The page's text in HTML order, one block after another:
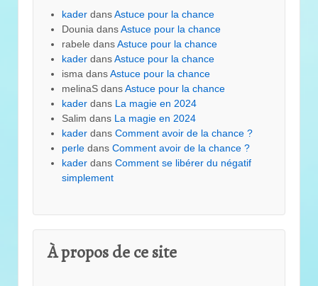
kader dansAstuce pour la chance
Dounia dansAstuce pour la chance
rabele dansAstuce pour la chance
kader dansAstuce pour la chance
isma dansAstuce pour la chance
melinaS dansAstuce pour la chance
kader dans La magie en 2024
Salim dans La magie en 2024
kader dans Comment avoir de la chance ?
perle dans Comment avoir de la chance ?
kader dans Comment se libérer du négatif
simplement
À propos de ce site